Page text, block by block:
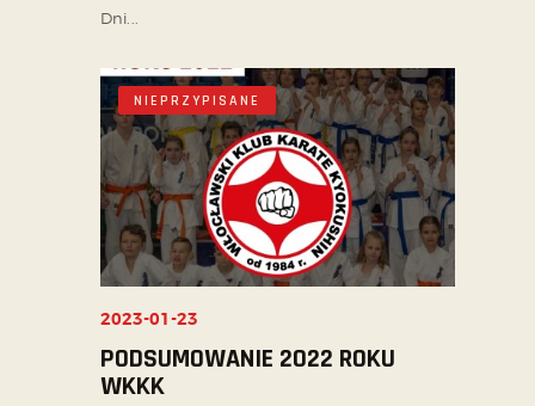
Dni...
NIEPRZYPISANE
2023-01-23
PODSUMOWANIE 2022 ROKU
WKKK